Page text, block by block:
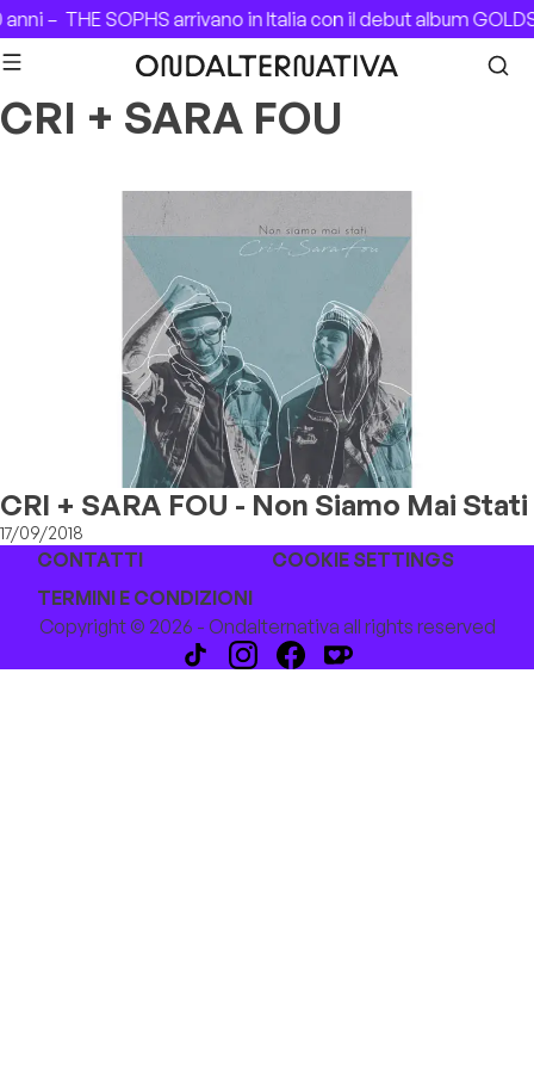
Skip to content
– THE SOPHS arrivano in Italia con il debut album
CRI + SARA FOU
CRI + SARA FOU - Non Siamo Mai Stati
17/09/2018
CONTATTI
COOKIE SETTINGS
TERMINI E CONDIZIONI
Copyright © 2026 - Ondalternativa all rights reserved